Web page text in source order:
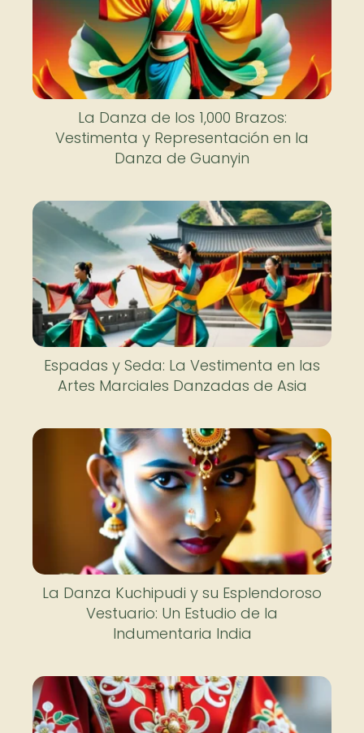
La Danza de los 1,000 Brazos:
Vestimenta y Representación en la
Danza de Guanyin
Espadas y Seda: La Vestimenta en las
Artes Marciales Danzadas de Asia
La Danza Kuchipudi y su Esplendoroso
Vestuario: Un Estudio de la
Indumentaria India